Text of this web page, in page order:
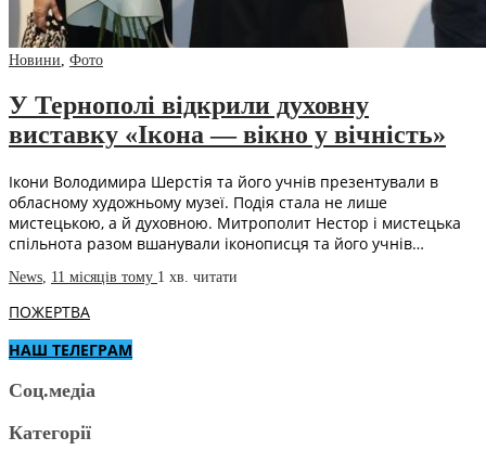
Новини, Фото
У Тернополі відкрили духовну
виставку «Ікона — вікно у вічність»
Ікони Володимира Шерстія та його учнів презентували в
обласному художньому музеї. Подія стала не лише
мистецькою, а й духовною. Митрополит Нестор і мистецька
спільнота разом вшанували іконописця та його учнів…
News, 11 місяців тому 1 хв. читати
ПОЖЕРТВА
НАШ ТЕЛЕГРАМ
Соц.медіа
Категорії